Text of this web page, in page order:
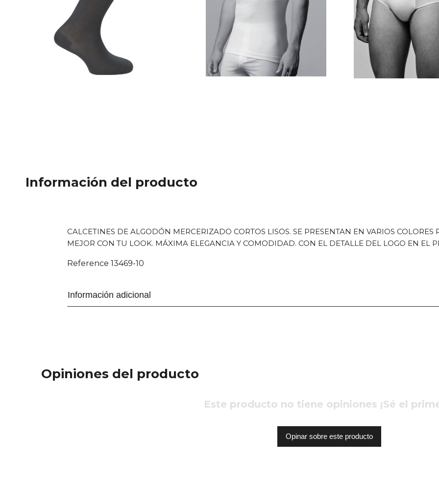
Información del producto
CALCETINES DE ALGODÓN MERCERIZADO CORTOS LISOS. SE PRESENTAN EN VARIOS
MEJOR CON TU LOOK. MÁXIMA ELEGANCIA Y COMODIDAD. CON EL DETALLE DEL LOGO EN EL
Reference 13469-10
Información adicional
Opiniones del producto
Este producto no tiene opiniones ¡Sé el
Opinar sobre este producto